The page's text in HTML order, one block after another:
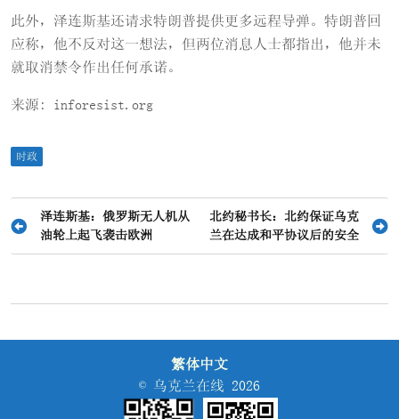
此外，泽连斯基还请求特朗普提供更多远程导弹。特朗普回
应称，他不反对这一想法，但两位消息人士都指出，他并未
就取消禁令作出任何承诺。
来源: inforesist.org
时政
文
航
泽连斯基：俄罗斯无人机从
油轮上起飞袭击欧洲
北约秘书长：北约保证乌克
兰在达成和平协议后的安全
繁体中文
© 乌克兰在线 2026